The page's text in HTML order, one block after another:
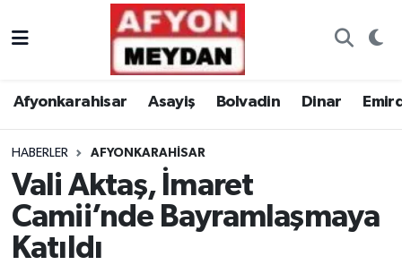
Afyonkarahisar Asayiş Bolvadin Dinar
HABERLER AFYONKARAHISAR
Vali Aktaş, İmaret
Camii’nde Bayramlaşmaya
Katıldı
Nöbetçi Eczaneler
Trafik Durumu
Süper Lig Puan Durumu ve Fikstür
Tüm Manşetler